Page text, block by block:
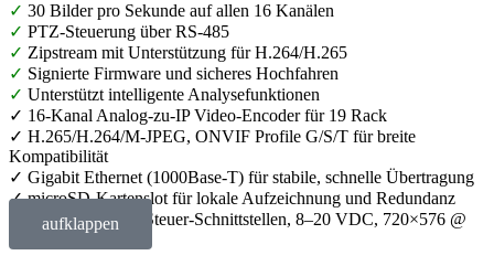
✓ 30 Bilder pro Sekunde auf allen 16 Kanälen
✓ PTZ-Steuerung über RS-485
✓ Zipstream mit Unterstützung für H.264/H.265
✓ Signierte Firmware und sicheres Hochfahren
✓ Unterstützt intelligente Analysefunktionen
✓ 16-Kanal Analog-zu-IP Video-Encoder für 19 Rack
✓ H.265/H.264/M-JPEG, ONVIF Profile G/S/T für breite
Kompatibilität
✓ Gigabit Ethernet (1000Base-T) für stabile, schnelle Übertragung
✓ microSD-Kartenslot für lokale Aufzeichnung und Redundanz
✓ RS-485/RS-422 Steuer-Schnittstellen, 8–20 VDC, 720×576 @
aufklappen